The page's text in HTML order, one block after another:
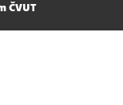
ČVUT